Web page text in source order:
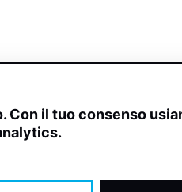
il tuo consenso